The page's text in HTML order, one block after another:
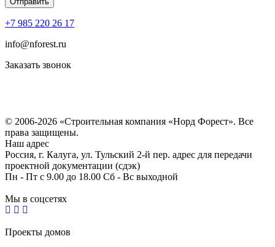
+7 985 220 26 17
info@nforest.ru
Заказать звонок
© 2006-2026 «Строительная компания «Норд Форест». Все
права защищены.
Наш адрес
Россия, г. Калуга, ул. Тульский 2-й пер. адрес для передачи
проектной документации (сдэк)
Пн - Пт с 9.00 до 18.00 Сб - Вс выходной
Мы в соцсетях
Проекты домов